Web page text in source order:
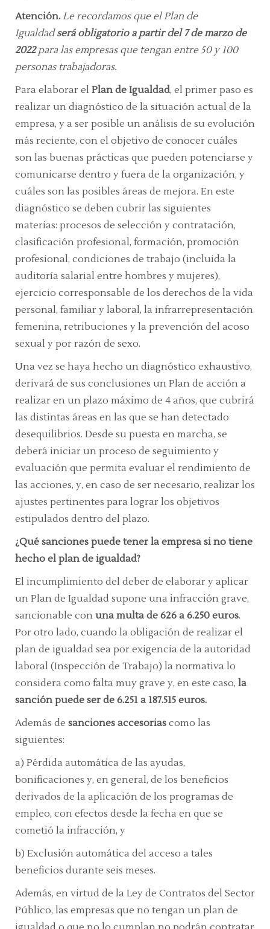
Atención. Le recordamos que el Plan de
Igualdadserá obligatorio a partir del 7 de marzo de
2022para las empresas que tengan entre 50 y 100
personas trabajadoras.
Para elaborar el Plan de Igualdad, el primer paso es
realizar un diagnóstico de la situación actual de la
empresa, y a ser posible un análisis de su evolución
más reciente, con el objetivo de conocer cuáles
son las buenas prácticas que pueden potenciarse y
comunicarse dentro y fuera de la organización, y
cuáles son las posibles áreas de mejora. En este
diagnóstico se deben cubrir las siguientes
materias: procesos de selección y contratación,
clasificación profesional, formación, promoción
profesional, condiciones de trabajo (incluida la
auditoría salarial entre hombres y mujeres),
ejercicio corresponsable de los derechos de la vida
personal, familiar y laboral, la infrarrepresentación
femenina, retribuciones y la prevención del acoso
sexual y por razón de sexo.
Una vez se haya hecho un diagnóstico exhaustivo,
derivará de sus conclusiones un Plan de acción a
realizar en un plazo máximo de 4 años, que cubrirá
las distintas áreas en las que se han detectado
desequilibrios. Desde su puesta en marcha, se
deberá iniciar un proceso de seguimiento y
evaluación que permita evaluar el rendimiento de
las acciones, y, en caso de ser necesario, realizar los
ajustes pertinentes para lograr los objetivos
estipulados dentro del plazo.
¿Qué sanciones puede tener la empresa si no tiene
hecho el plan de igualdad?
El incumplimiento del deber de elaborar y aplicar
un Plan de Igualdad supone una infracción grave,
sancionable con una multa de 626 a 6.250 euros.
Por otro lado, cuando la obligación de realizar el
plan de igualdad sea por exigencia de la autoridad
laboral (Inspección de Trabajo) la normativa lo
considera como falta muy grave y, en este caso, la
sanción puede ser de 6.251 a 187.515 euros.
Además de sanciones accesorias como las
siguientes:
a) Pérdida automática de las ayudas,
bonificaciones y, en general, de los beneficios
derivados de la aplicación de los programas de
empleo, con efectos desde la fecha en que se
cometió la infracción, y
b) Exclusión automática del acceso a tales
beneficios durante seis meses.
Además, en virtud de la Ley de Contratos del Sector
Público, las empresas que no tengan un plan de